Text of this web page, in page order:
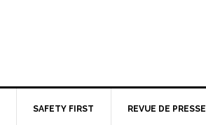
SAFETY FIRST REVUE DE PRESSE